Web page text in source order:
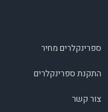
ספרינקלרים מחיר
התקנת ספרינקלרים
צור קשר